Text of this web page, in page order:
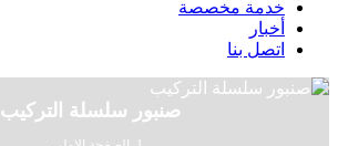
خدمة مخصصة
أخبار
اتصل بنا
صنبور سلسلة التركيب